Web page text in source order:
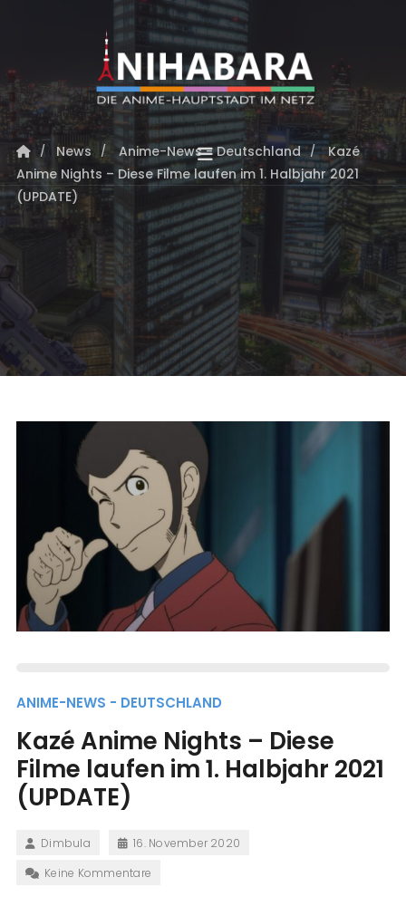
News Anime-News - Deutschland
Kazé
Anime Nights – Diese Filme laufen im 1. Halbjahr 2021
(UPDATE)
ANIME-NEWS - DEUTSCHLAND
Kazé Anime Nights – Diese
Filme laufen im 1. Halbjahr 2021
(UPDATE)
Dimbula
16. November 2020
Keine Kommentare